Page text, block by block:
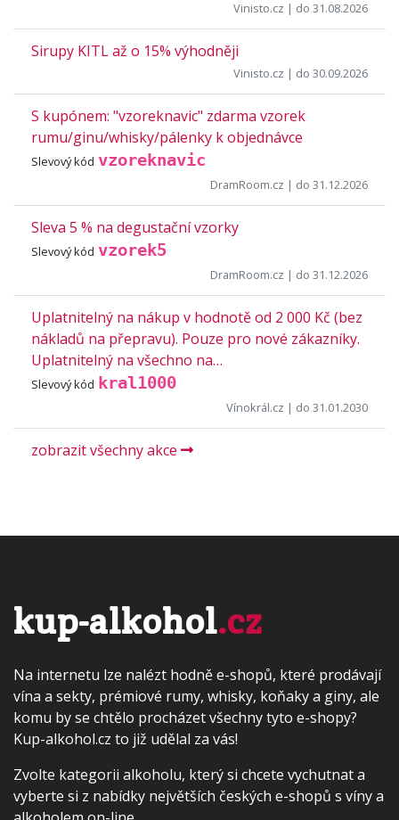
Vinisto.cz | do 31.08.2026
Sirupy KITL až o 15% výhodněji
Vinisto.cz | do 30.09.2026
S kupónem: "vzoreknavic" zdarma vzorek
rumu/ginu/whisky/pálenky k objednávce
Slevový kód vzoreknavic
DramRoom.cz | do 31.12.2026
Sleva 5 % na degustační vzorky
Slevový kód vzorek5
DramRoom.cz | do 31.12.2026
Uplatnitelný na nákup v hodnotě od 2 000 Kč (bez
nákladů na přepravu). Pouze pro nové zákazníky.
Uplatnitelný na všechno na…
Slevový kód kral1000
Vínokrál.cz | do 31.01.2030
zobrazit všechny akce
kup-alkohol.cz
Na internetu lze nalézt hodně e-shopů, které prodávají
vína a sekty, prémiové rumy, whisky, koňaky a giny, ale
komu by se chtělo procházet všechny tyto e-shopy?
Kup-alkohol.cz to již udělal za vás!
Zvolte kategorii alkoholu, který si chcete vychutnat a
vyberte si z nabídky největších českých e-shopů s víny a